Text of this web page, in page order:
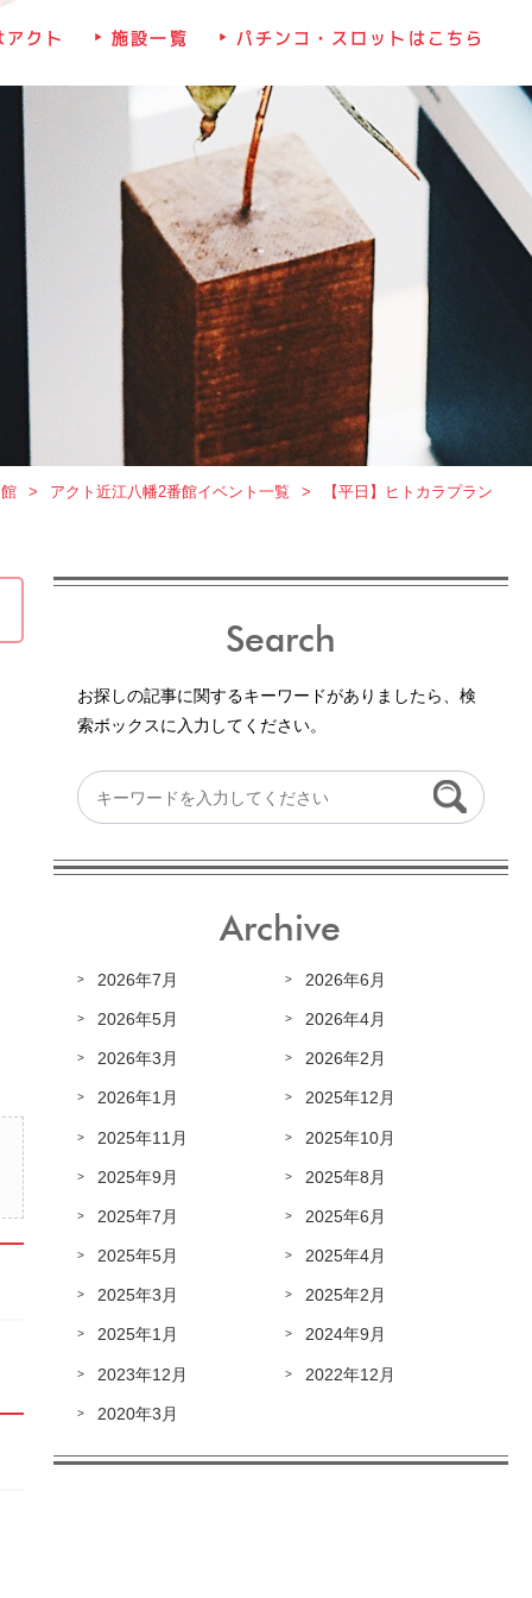
アクト 施設一覧 パチンコ・スロットはこちら
アクト近江八幡2番館イベント一覧 【平日】ヒトカラプラン
Search
お探しの記事に関するキーワードがありましたら、検
索ボックスに入力してください。
Archive
2026年7月 2026年6月
2026年5月 2026年4月
2026年3月 2026年2月
2026年1月 2025年12月
2025年11月 2025年10月
2025年9月 2025年8月
2025年7月 2025年6月
2025年5月 2025年4月
2025年3月 2025年2月
2025年1月 2024年9月
2023年12月 2022年12月
2020年3月